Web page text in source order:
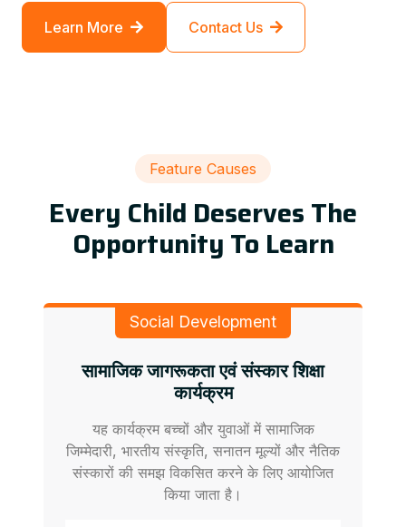
Learn More Contact Us
Feature Causes
Every Child Deserves The
Opportunity To Learn
Social Development
सामाजिक जागरूकता एवं संस्कार शिक्षा
कार्यक्रम
यह कार्यक्रम बच्चों और युवाओं में सामाजिक
जिम्मेदारी, भारतीय संस्कृति, सनातन मूल्यों और नैतिक
संस्कारों की समझ विकसित करने के लिए आयोजित
किया जाता है।